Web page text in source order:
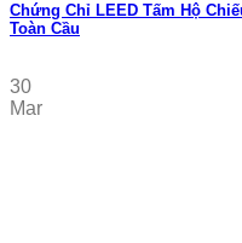
Chứng Chỉ LEED Tấm Hộ
Toàn Cầu
30
Mar